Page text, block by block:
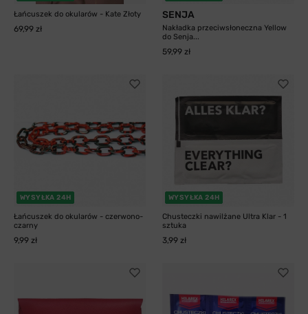
Łańcuszek do okularów - Kate Złoty
69,99 zł
SENJA
Nakładka przeciwsłoneczna Yellow
do Senja...
59,99 zł
WYSYŁKA 24H
Łańcuszek do okularów - czerwono-
czarny
9,99 zł
WYSYŁKA 24H
Chusteczki nawilżane Ultra Klar - 1
sztuka
3,99 zł